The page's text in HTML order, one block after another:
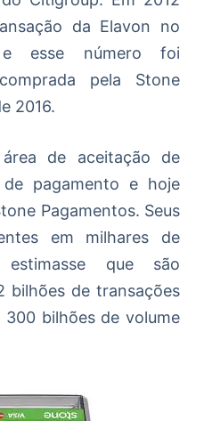
da Elavon no
e esse número foi
pela Stone
2016.
de aceitação de
pagamento e hoje
Pagamentos. Seus
em milhares de
estimasse que são
bilhões de transações
bilhões de volume